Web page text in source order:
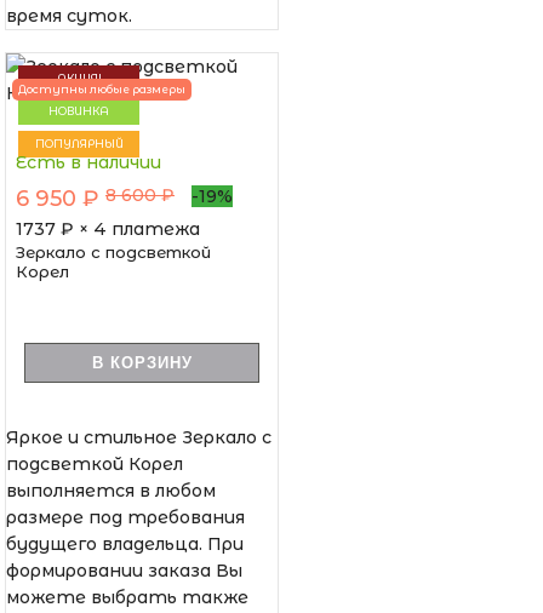
время суток.
АКЦИЯ!
НОВИНКА
ПОПУЛЯРНЫЙ
Доступны любые размеры
Есть в наличии
6 950 ₽ 8 600 ₽
-19%
1737 ₽ × 4 платежа
Зеркало с подсветкой
Корел
В КОРЗИНУ
Яркое и стильное Зеркало с
подсветкой Корел
выполняется в любом
размере под требования
будущего владельца. При
формировании заказа Вы
можете выбрать также